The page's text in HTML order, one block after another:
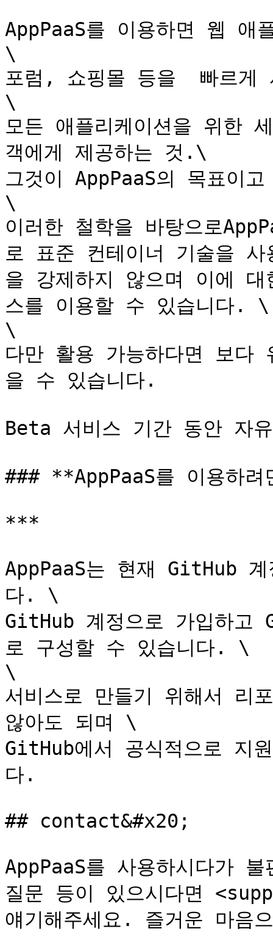
AppPaaS를 이용하면 웹 애
\
포럼, 쇼핑몰 등을  빠르게
\
모든 애플리케이션을 위한
객에게 제공하는 것.\
그것이 AppPaaS의 목표이
\
이러한 철학을 바탕으로
로 표준 컨테이너 기술을
을 강제하지 않으며 이에
스를 이용할 수 있습니다. \
\
다만 활용 가능하다면 보다
을 수 있습니다.
Beta 서비스 기간 동안 자
### **AppPaaS를 이용하
***
AppPaaS는 현재 GitHub
다. \
GitHub 계정으로 가입하고
로 구성할 수 있습니다. \
\
서비스로 만들기 위해서 리
않아도 되며 \
GitHub에서 공식적으로 지
다.
## contact&#x20;
AppPaaS를 사용하시다가
질문 등이 있으시다면
얘기해주세요. 즐거운 마음